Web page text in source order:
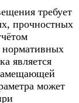
требует
прочностных
является
может